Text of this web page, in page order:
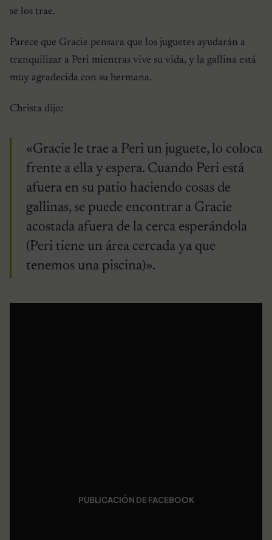
se los trae.
Parece que Gracie pensara que los juguetes ayudarán a
tranquilizar a Peri mientras vive su vida, y la gallina está
muy agradecida con su hermana.
Christa dijo:
«Gracie le trae a Peri un juguete, lo coloca
frente a ella y espera. Cuando Peri está
afuera en su patio haciendo cosas de
gallinas, se puede encontrar a Gracie
acostada afuera de la cerca esperándola
(Peri tiene un área cercada ya que
tenemos una piscina)».
PUBLICACIÓN DE FACEBOOK